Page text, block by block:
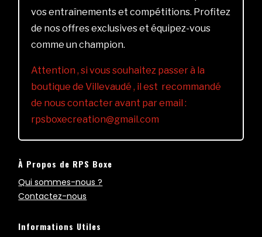
vos entraînements et compétitions. Profitez
de nos offres exclusives et équipez-vous
comme un champion.
Attention , si vous souhaitez passer à la
boutique de Villevaudé , il est recommandé
de nous contacter avant par email :
rpsboxecreation@gmail.com
À Propos de RPS Boxe
Qui sommes-nous ?
Contactez-nous
Informations Utiles